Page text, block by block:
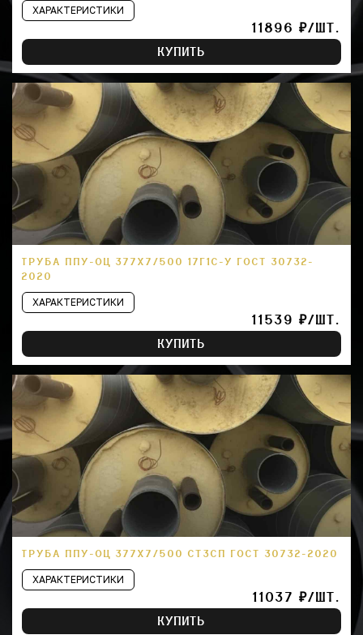
ХАРАКТЕРИСТИКИ
11896 ₽/ШТ.
КУПИТЬ
ТРУБА ППУ-ОЦ 377Х7/500 17Г1С-У ГОСТ 30732-
2020
ХАРАКТЕРИСТИКИ
11539 ₽/ШТ.
КУПИТЬ
ТРУБА ППУ-ОЦ 377Х7/500 СТ3СП ГОСТ 30732-2020
ХАРАКТЕРИСТИКИ
11037 ₽/ШТ.
КУПИТЬ